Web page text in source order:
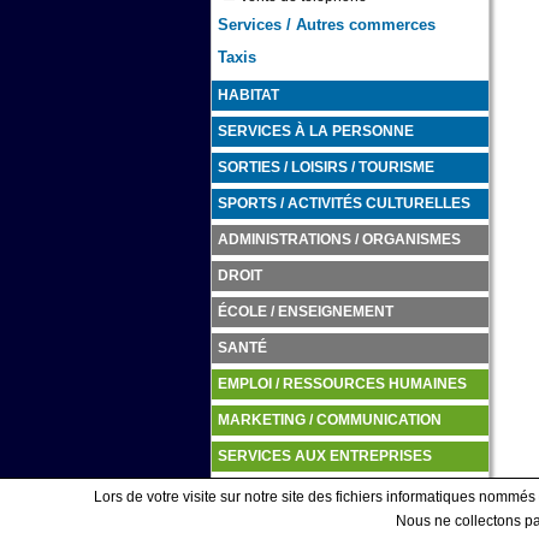
Services / Autres commerces
Taxis
HABITAT
SERVICES À LA PERSONNE
SORTIES / LOISIRS / TOURISME
SPORTS / ACTIVITÉS CULTURELLES
ADMINISTRATIONS / ORGANISMES
DROIT
ÉCOLE / ENSEIGNEMENT
SANTÉ
EMPLOI / RESSOURCES HUMAINES
MARKETING / COMMUNICATION
SERVICES AUX ENTREPRISES
TRANSPORTS / LOGISTIQUE
Lors de votre visite sur notre site des fichiers informatiques
Nous ne collectons